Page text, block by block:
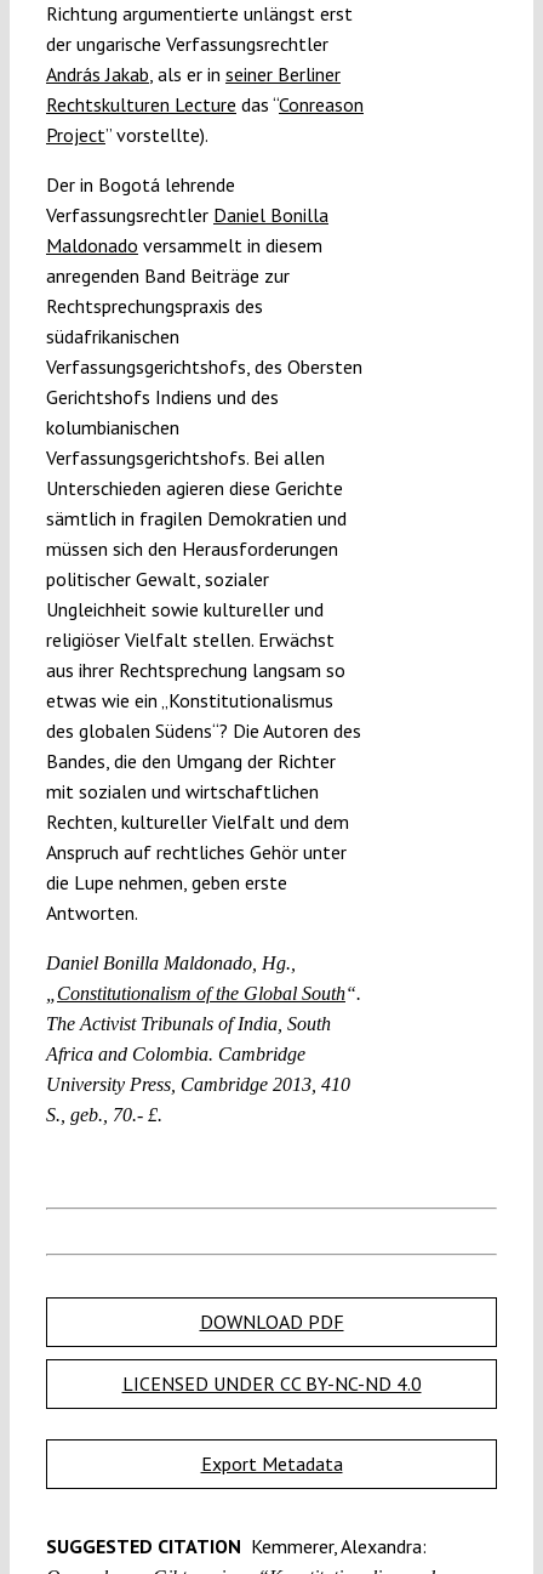
Richtung argumentierte unlängst erst
der ungarische Verfassungsrechtler
András Jakab, als er in seiner Berliner
Rechtskulturen Lecture das “Conreason
Project” vorstellte).
Der in Bogotá lehrende
Verfassungsrechtler Daniel Bonilla
Maldonado versammelt in diesem
anregenden Band Beiträge zur
Rechtsprechungspraxis des
südafrikanischen
Verfassungsgerichtshofs, des Obersten
Gerichtshofs Indiens und des
kolumbianischen
Verfassungsgerichtshofs. Bei allen
Unterschieden agieren diese Gerichte
sämtlich in fragilen Demokratien und
müssen sich den Herausforderungen
politischer Gewalt, sozialer
Ungleichheit sowie kultureller und
religiöser Vielfalt stellen. Erwächst
aus ihrer Rechtsprechung langsam so
etwas wie ein „Konstitutionalismus
des globalen Südens“? Die Autoren des
Bandes, die den Umgang der Richter
mit sozialen und wirtschaftlichen
Rechten, kultureller Vielfalt und dem
Anspruch auf rechtliches Gehör unter
die Lupe nehmen, geben erste
Antworten.
Daniel Bonilla Maldonado, Hg.,
Constitutionalism of the Global South“.
The Activist Tribunals of India, South
Africa and Colombia. Cambridge
University Press, Cambridge 2013, 410
S., geb., 70.- £.
DOWNLOAD PDF
LICENSED UNDER CC BY-NC-ND 4.0
Export Metadata
SUGGESTED CITATION Kemmerer, Alexandra: